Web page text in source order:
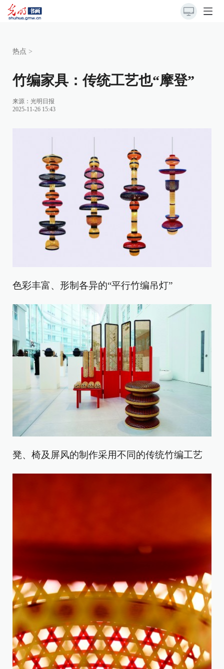
热点 >
竹编家具：传统工艺也“摩登”
来源： 光明日报
2025-11-26 15:43
色彩丰富、形制各异的“平行竹编吊灯”
凳、椅及屏风的制作采用不同的传统竹编工艺